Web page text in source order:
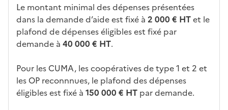
Le montant minimal des dépenses présentées
dans la demande d’aide est fixé à 2 000 € HTet le
plafond de dépenses éligibles est fixé par
demande à 40 000 € HT.
Pour les CUMA, les coopératives de type 1 et 2 et
les OP reconnnues, le plafond des dépenses
éligibles est fixé à 150 000 € HT par demande.